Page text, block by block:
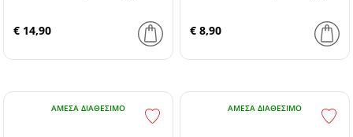
€ 14,90 € 8,90
ΆΜΕΣΑ ΔΙΑΘΈΣΙΜΟ ΆΜΕΣΑ ΔΙΑΘΈΣΙΜΟ